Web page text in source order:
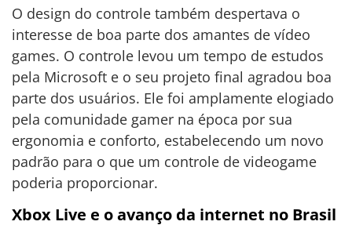
O design do controle também despertava o
interesse de boa parte dos amantes de vídeo
games. O controle levou um tempo de estudos
pela Microsoft e o seu projeto final agradou boa
parte dos usuários. Ele foi amplamente elogiado
pela comunidade gamer na época por sua
ergonomia e conforto, estabelecendo um novo
padrão para o que um controle de videogame
poderia proporcionar.
Xbox Live e o avanço da internet no Brasil